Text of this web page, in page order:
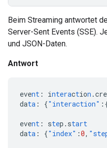
Beim Streaming antwortet
Server-Sent Events (SSE).
und JSON-Daten.
Antwort
event : interaction
data : {"interaction"
event : step.start
data : {"index" :0,